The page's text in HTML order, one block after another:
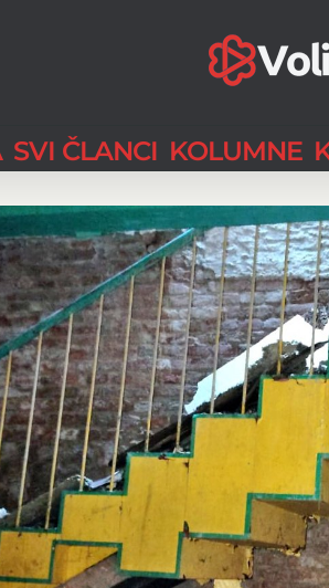
SVI ČLANCI KOLUMNE